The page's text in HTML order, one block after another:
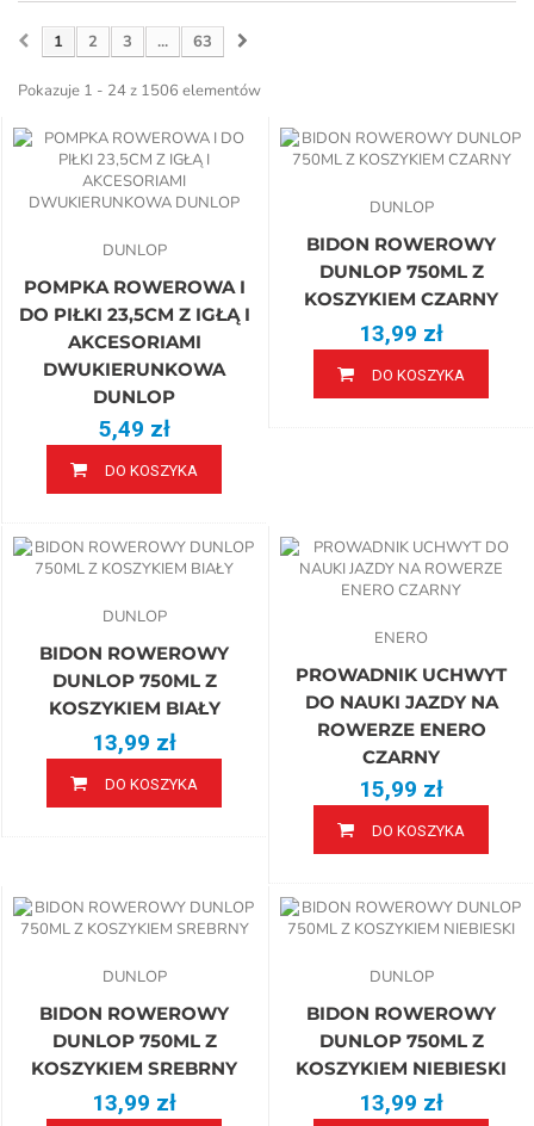
1 2 3 ... 63
Pokazuje 1 - 24 z 1506 elementów
DUNLOP
POMPKA ROWEROWA I
DO PIŁKI 23,5CM Z IGŁĄ I
AKCESORIAMI
DWUKIERUNKOWA
DUNLOP
5,49 zł
DO KOSZYKA
DUNLOP
BIDON ROWEROWY
DUNLOP 750ML Z
KOSZYKIEM CZARNY
13,99 zł
DO KOSZYKA
DUNLOP
BIDON ROWEROWY
DUNLOP 750ML Z
KOSZYKIEM BIAŁY
13,99 zł
DO KOSZYKA
ENERO
PROWADNIK UCHWYT
DO NAUKI JAZDY NA
ROWERZE ENERO
CZARNY
15,99 zł
DO KOSZYKA
DUNLOP
BIDON ROWEROWY
DUNLOP 750ML Z
KOSZYKIEM SREBRNY
13,99 zł
DUNLOP
BIDON ROWEROWY
DUNLOP 750ML Z
KOSZYKIEM NIEBIESKI
13,99 zł